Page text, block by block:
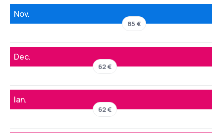
Nov.
85 €
Dec.
62 €
Ian.
62 €